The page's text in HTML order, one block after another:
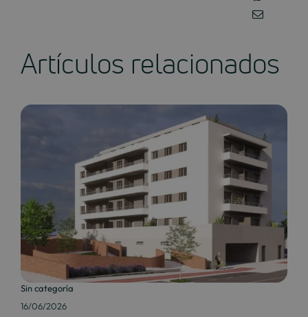
Artículos relacionados
Sin categoría
16/06/2026